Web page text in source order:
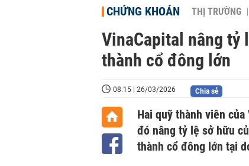
CHỨNG KHOÁN THỊ TRƯỜNG
VinaCapital nâng tỷ
thành cổ đông lớn
08:15 | 26/03/2026 Chia sẻ
Hai quỹ thành viên
đó nâng tỷ lệ sở hữu
thành cổ đông lớn tại